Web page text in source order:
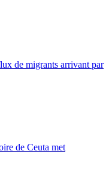
de migrants arrivant par
de Ceuta met